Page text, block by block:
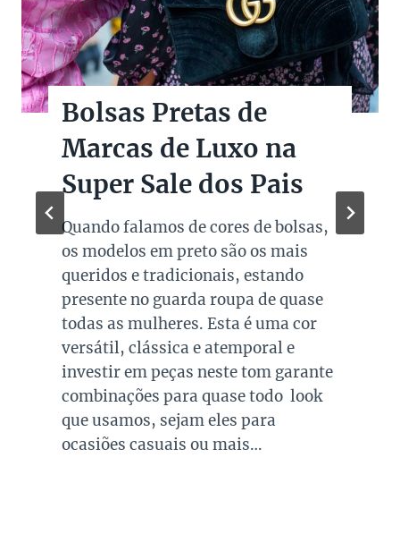
Bolsas Pretas de
Marcas de Luxo na
Super Sale dos Pais
Quando falamos de cores de bolsas,
os modelos em preto são os mais
queridos e tradicionais, estando
presente no guarda roupa de quase
todas as mulheres. Esta é uma cor
versátil, clássica e atemporal e
investir em peças neste tom garante
combinações para quase todo look
que usamos, sejam eles para
ocasiões casuais ou mais…